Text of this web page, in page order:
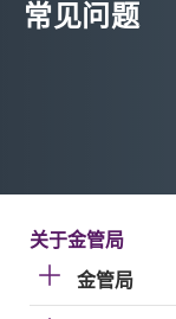
常见问题
关于金管局
金管局